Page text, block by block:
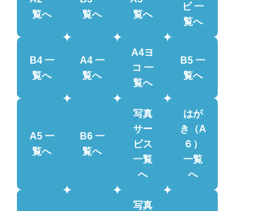
覧へ
覧へ
覧へ
ビ 一
覧へ
B4 一
覧へ
A4 一
覧へ
A4ヨ
コ 一
覧へ
B5 一
覧へ
A5 一
覧へ
B6 一
覧へ
写真
サー
ビス
一覧
へ
はが
き（A
６）
一覧
へ
写真